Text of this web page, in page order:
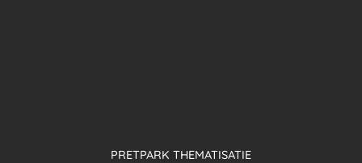
PRETPARK THEMATISATIE